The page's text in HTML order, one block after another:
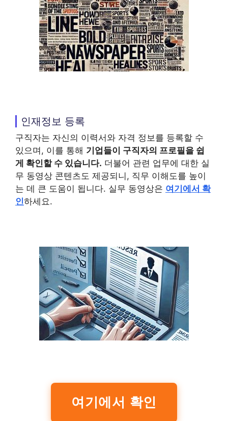
인재정보 등록
구직자는 자신의 이력서와 자격 정보를 등록할 수
있으며, 이를 통해 기업들이 구직자의 프로필을 쉽
게 확인할 수 있습니다. 더불어 관련 업무에 대한 실
무 동영상 콘텐츠도 제공되니, 직무 이해도를 높이
는 데 큰 도움이 됩니다. 실무 동영상은 여기에서 확
인하세요.
여기에서 확인